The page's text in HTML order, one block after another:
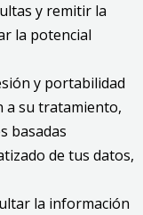
y remitir la
la potencial
y portabilidad
a su tratamiento,
basadas
de tus datos,
la información